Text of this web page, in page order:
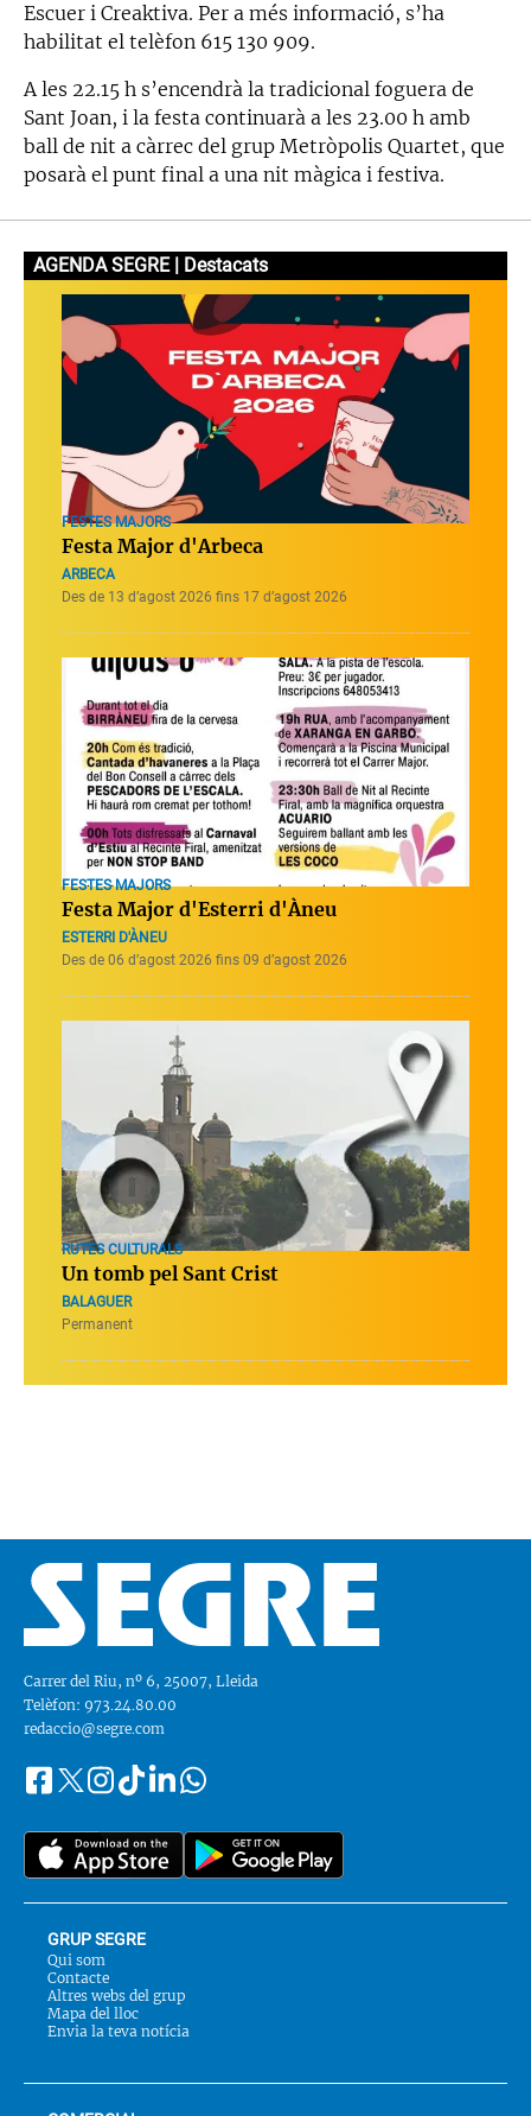
Escuer i Creaktiva. Per a més informació, s’ha
habilitat el telèfon 615 130 909.
A les 22.15 h s’encendrà la tradicional foguera de
Sant Joan, i la festa continuarà a les 23.00 h amb
ball de nit a càrrec del grup Metròpolis Quartet, que
posarà el punt final a una nit màgica i festiva.
AGENDA SEGRE | Destacats
FESTES MAJORS
Festa Major d'Arbeca
ARBECA
Des de 13 d’agost 2026 fins 17 d’agost 2026
FESTES MAJORS
Festa Major d'Esterri d'Àneu
ESTERRI D'ÀNEU
Des de 06 d’agost 2026 fins 09 d’agost 2026
RUTES CULTURALS
Un tomb pel Sant Crist
BALAGUER
Permanent
Carrer del Riu, nº 6, 25007, Lleida
Telèfon: 973.24.80.00
redaccio@segre.com
Segueix-
a::
FacebookInstagram
TiktokLinkedinWhatsapp
GRUP SEGRE
Qui som
Contacte
Altres webs del grup
Mapa del lloc
Envia la teva notícia